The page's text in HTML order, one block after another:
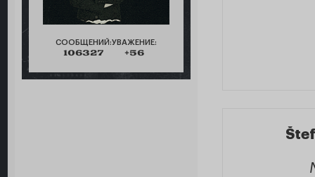
СООБЩЕНИЙ:
106327
УВАЖЕНИЕ:
+56